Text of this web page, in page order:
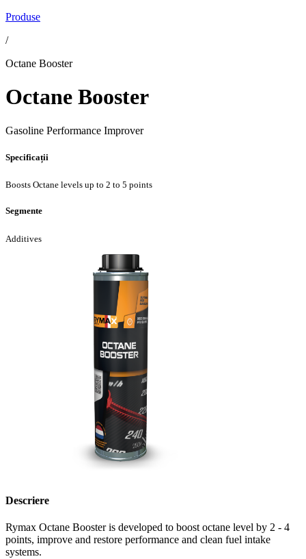
Produse
/
Octane Booster
Octane Booster
Gasoline Performance Improver
Specificații
Boosts Octane levels up to 2 to 5 points
Segmente
Additives
Descriere
Rymax Octane Booster is developed to boost octane level by 2 - 4
points, improve and restore performance and clean fuel intake
systems.